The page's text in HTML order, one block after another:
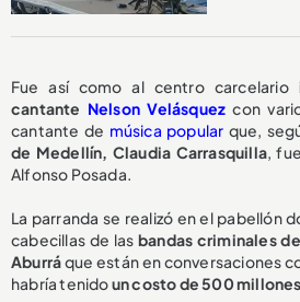
Fue así como al centro carcelario
cantante Nelson Velásquez con
cantante de música popular que,
de Medellín, Claudia Carrasquilla,
Alfonso Posada.
La parranda se realizó en el pabellón
cabecillas de las bandas criminales
Aburráque están en conversaciones
habría tenidoun costo de 500